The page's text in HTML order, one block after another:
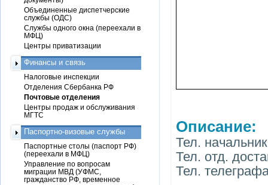
Описание:
Тел.
Тел. отд.
Тел.
Объединенные диспетчерские
службы (ОДС)
Службы одного окна (переехали в
МФЦ)
Центры приватизации
Финансы и связь
Налоговые инспекции
Отделения Сбербанка РФ
Почтовые отделения
Центры продаж и обслуживания
МГТС
Паспортно-визовые службы
Паспортные столы (паспорт РФ)
(переехали в МФЦ)
Управление по вопросам
миграции МВД (УФМС,
гражданство РФ, временное